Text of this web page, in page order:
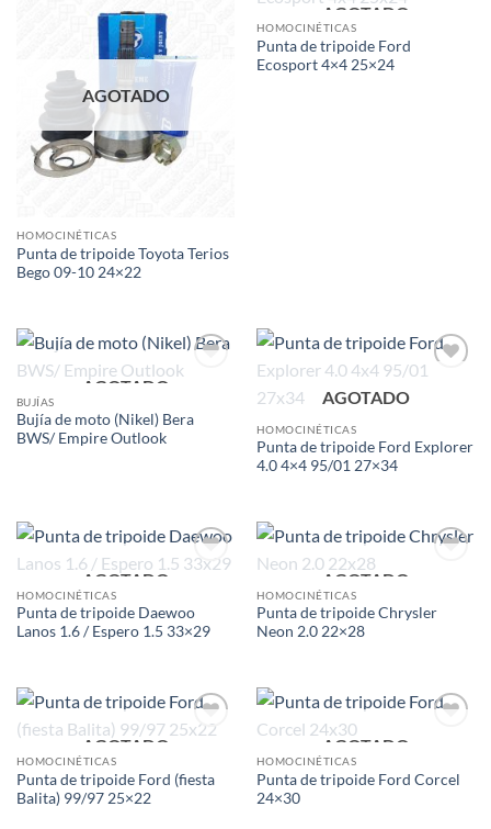
AGOTADO
HOMOCINÉTICAS
Punta de tripoide Toyota Terios
Bego 09-10 24×22
AGOTADO
HOMOCINÉTICAS
Punta de tripoide Ford
Ecosport 4×4 25×24
AGOTADO
BUJÍAS
Bujía de moto (Nikel) Bera
BWS/ Empire Outlook
AGOTADO
HOMOCINÉTICAS
Punta de tripoide Ford Explorer
4.0 4×4 95/01 27×34
AGOTADO
HOMOCINÉTICAS
Punta de tripoide Daewoo
Lanos 1.6 / Espero 1.5 33×29
AGOTADO
HOMOCINÉTICAS
Punta de tripoide Chrysler
Neon 2.0 22×28
AGOTADO
HOMOCINÉTICAS
Punta de tripoide Ford (fiesta
Balita) 99/97 25×22
AGOTADO
HOMOCINÉTICAS
Punta de tripoide Ford Corcel
24×30